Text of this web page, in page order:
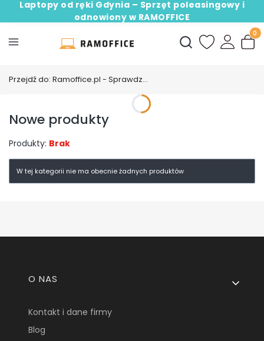
Laptopy od ręki Gdynia – Sprzęt poleasingowy i
odnowiony w RAMOFFICE
Otwórz
Przejdź do: Ramoffice.pl - Sprawdzone laptopy poleasingowe
Nowe produkty
Produkty: Brak
Lista produktów
W tej kategorii nie ma obecnie żadnych produktów
Linki w stopce
O NAS
Kontakt i dane firmy
Blog